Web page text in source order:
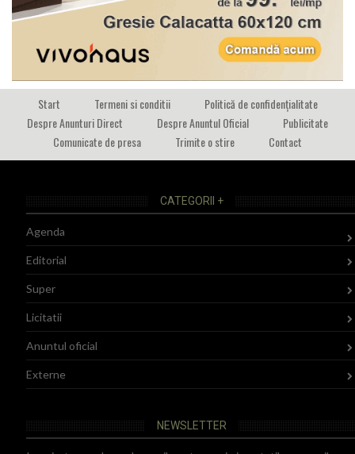
Start Termeni si conditii
Politică de confidențialitate
Despre Anunturi Direct
Despre Anuntul Oficial
Publicitate
Comunicate de presa
Trimite o stire Contact
CATEGORII +
Agenda
Editorial
Super
Licitatii
Anuntul oficial
Externe
NEWSLETTER